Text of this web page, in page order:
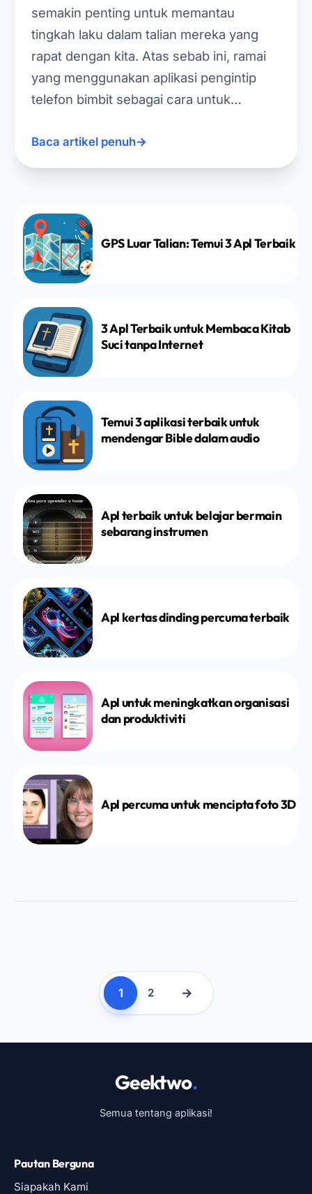
semakin penting untuk memantau
tingkah laku dalam talian mereka yang
rapat dengan kita. Atas sebab ini, ramai
yang menggunakan aplikasi pengintip
telefon bimbit sebagai cara untuk…
Baca artikel penuh→
GPS Luar Talian: Temui 3 Apl Terbaik
3 Apl Terbaik untuk Membaca Kitab
Suci tanpa Internet
Temui 3 aplikasi terbaik untuk
mendengar Bible dalam audio
Apl terbaik untuk belajar bermain
sebarang instrumen
Apl kertas dinding percuma terbaik
Apl untuk meningkatkan organisasi
dan produktiviti
Apl percuma untuk mencipta foto 3D
1 2 →
Geektwo.
Semua tentang aplikasi!
Pautan Berguna
Siapakah Kami